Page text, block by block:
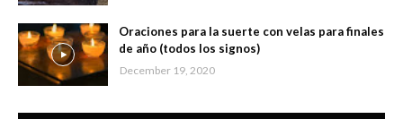
Oraciones para la suerte con velas para finales
de año (todos los signos)
December 19, 2020